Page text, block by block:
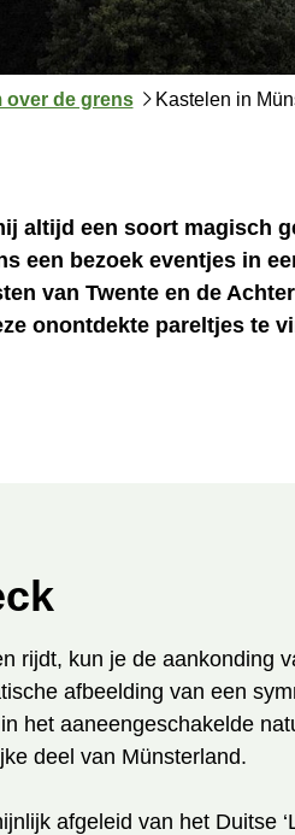
over de grens Kastelen in
altijd een soort magisch
een bezoek eventjes in
van Twente en de
onontdekte pareltjes te
rijdt, kun je de aankonding
afbeelding van een
het aaneengeschakelde
deel van Münsterland.
afgeleid van het Duitse